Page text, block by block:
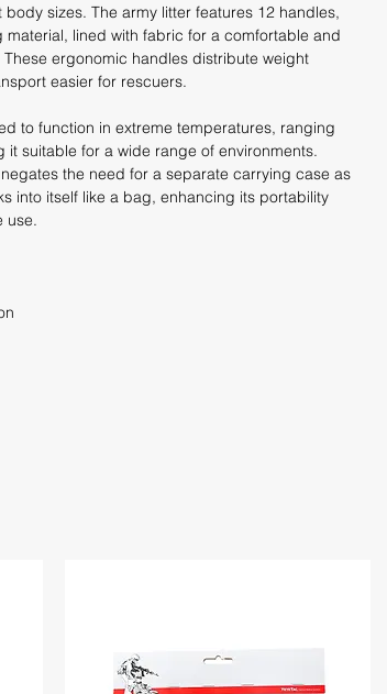
sizes. The army litter features 12 handles,
lined with fabric for a comfortable and
ergonomic handles distribute weight
easier for rescuers.
to function in extreme temperatures, ranging
it suitable for a wide range of environments.
the need for a separate carrying case as
into itself like a bag, enhancing its portability
use.